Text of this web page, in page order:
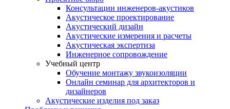
Консультации инженеров-акустиков
Акустическое проектирование
Акустический дизайн
Акустические измерения и расчеты
Акустическая экспертиза
Инженерное сопровождение
Учебный центр
Обучение монтажу звукоизоляции
Онлайн семинар для архитекторов и
дизайнеров
Акустические изделия под заказ